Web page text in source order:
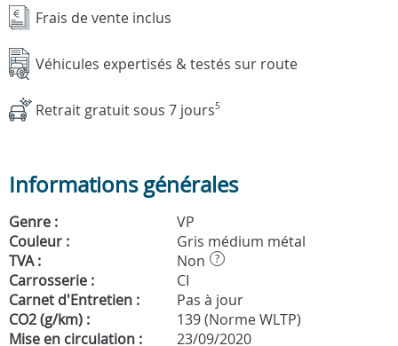
Frais de vente inclus
Véhicules expertisés & testés sur route
Retrait gratuit sous 7 jours5
Informations générales
Genre :
VP
Couleur :
Gris médium métal
TVA :
Non ?
Carrosserie :
CI
Carnet d'Entretien :
Pas à jour
CO2 (g/km) :
139 (Norme WLTP)
Mise en circulation :
23/09/2020